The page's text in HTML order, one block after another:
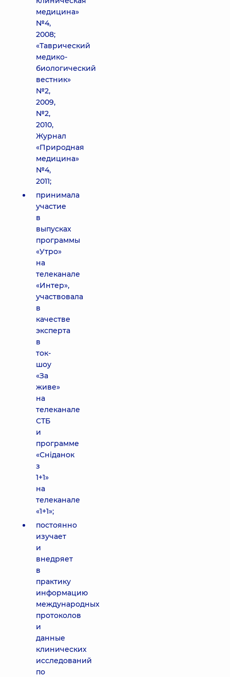
медицина»
№4,
2008;
«Таврический
медико-
биологический
вестник»
№2,
2009,
№2,
2010,
Журнал
«Природная
медицина»
№4,
2011;
принимала
участие
в
выпусках
программы
«Утро»
на
телеканале
«Интер»,
участвовала
в
качестве
эксперта
в
ток-
шоу
«За
живе»
на
телеканале
СТБ
и
программе
«Снiданок
з
1+1»
на
телеканале
«1+1»;
постоянно
изучает
и
внедряет
в
практику
информацию
международных
протоколов
и
данные
клинических
исследований
по